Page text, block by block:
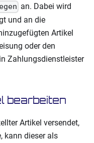
an. Dabei wird
und an die
Artikel
oder den
Zahlungsdienstleister
bearbeiten
Artikel versendet,
kann dieser als